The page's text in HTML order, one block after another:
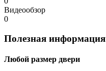
Видеообзор
0
Полезная информация
Любой размер двери